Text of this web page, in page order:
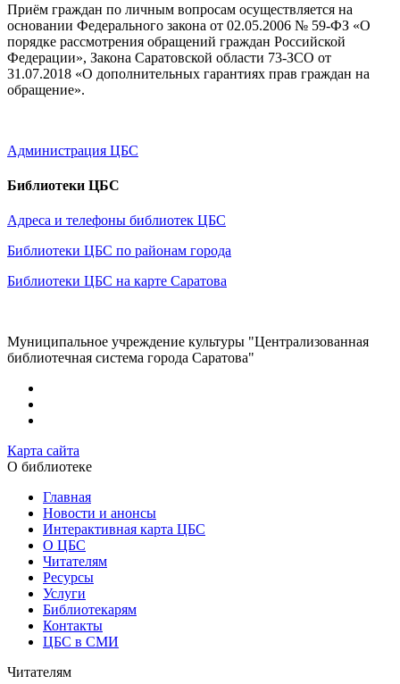
Приём граждан по личным вопросам осуществляется на
основании Федерального закона от 02.05.2006 № 59-ФЗ «О
порядке рассмотрения обращений граждан Российской
Федерации», Закона Саратовской области 73-ЗСО от
31.07.2018 «О дополнительных гарантиях прав граждан на
обращение».
Администрация ЦБС
Библиотеки ЦБС
Адреса и телефоны библиотек ЦБС
Библиотеки ЦБС по районам города
Библиотеки ЦБС на карте Саратова
Муниципальное учреждение культуры "Централизованная
библиотечная система города Саратова"
Карта сайта
О библиотеке
Главная
Новости и анонсы
Интерактивная карта ЦБС
О ЦБС
Читателям
Ресурсы
Услуги
Библиотекарям
Контакты
ЦБС в СМИ
Читателям